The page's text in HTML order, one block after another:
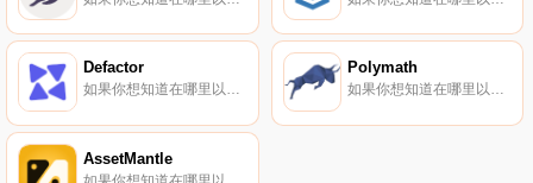
Defactor
如果你想知道在哪里以當前價格購買Defactor,目前交易{Defactor]股票的頂級加密貨幣交易所是BingX、MEXC、ProBit Global和HotFACTRt。您可以在我們的加密貨幣交易所頁面上找到其他列表.
Polymath
如果你想知道在哪里以當前價格購買Polymath,目前交易{Polymath]股票的頂級加密貨幣交易所是Bitget、Gate.io、Coinbase Exchange、Uniswap（V3）和Bibox。您可以在我們的加密貨幣交易所頁面上找到其他列表.
AssetMantle